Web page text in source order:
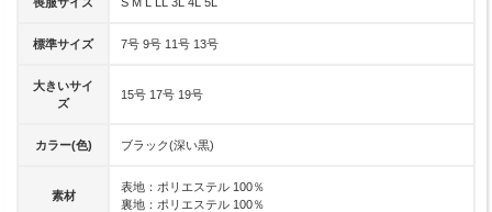
標準サイズ 7号 9号 11号 13号
大きいサイ
ズ
15号 17号 19号
カラー(色) ブラック(深い黒)
素材
表地：ポリエステル 100％
裏地：ポリエステル 100％